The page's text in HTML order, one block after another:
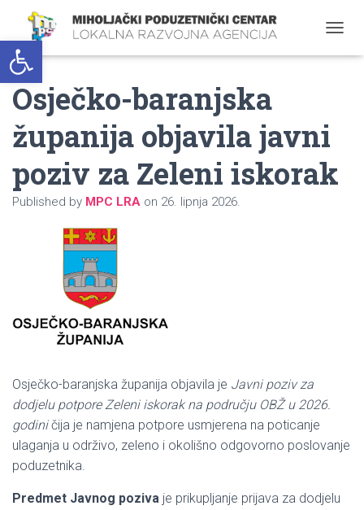
Open toolbar
O
I
Osječko-baranjska
županija objavila javni
poziv za Zeleni iskorak
Published by MPC LRA on 26. lipnja 2026.
Osječko-baranjska županija objavila je Javni poziv za
dodjelu potpore Zeleni iskorak na području OBŽ u 2026.
godiničija je namjena potpore usmjerena na poticanje
ulaganja u održivo, zeleno i okolišno odgovorno poslovanje
poduzetnika.
Predmet Javnog poziva je prikupljanje prijava za dodjelu